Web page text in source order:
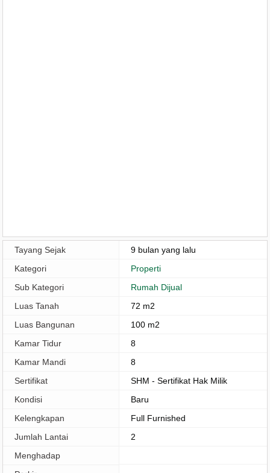
Tayang Sejak
9 bulan yang lalu
Kategori
Properti
Sub Kategori
Rumah Dijual
Luas Tanah
72 m2
Luas Bangunan
100 m2
Kamar Tidur
8
Kamar Mandi
8
Sertifikat
SHM - Sertifikat Hak Milik
Kondisi
Baru
Kelengkapan
Full Furnished
Jumlah Lantai
2
Menghadap